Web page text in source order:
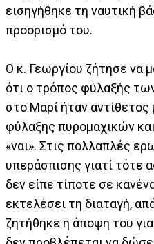
εισηγήθηκε τη ναυτική
προορισμό του.
Ο κ. Γεωργίου ζήτησε να
ότι ο τρόπος φύλαξής
στο Μαρί ήταν αντίθετος
φύλαξης πυρομαχικών
«ναι». Στις πολλαπλές
υπεράσπισης γιατί τότε
δεν είπε τίποτε σε
εκτελέσει τη διαταγή,
ζητήθηκε η άποψη του